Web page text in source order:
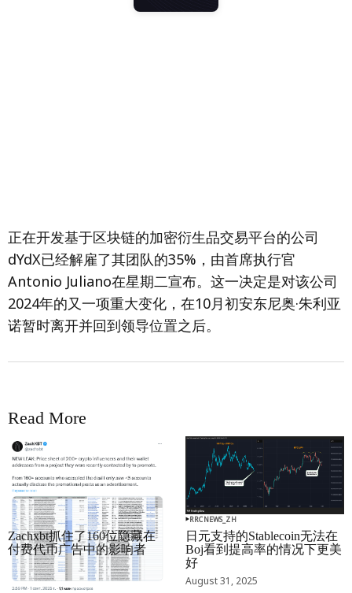
正在开发基于区块链的加密衍生品交易平台的公司
dYdX已经解雇了其团队的35%，由首席执行官
Antonio Juliano在星期二宣布。这一决定是对该公司
2024年的又一项重大变化，在10月初安东尼奥·朱利亚
诺暂时离开并回到领导位置之后。
Read More
RRCNEWS_ZH
Zachxbt抓住了160位隐藏在
付费代币广告中的影响者
September 01, 2025
RRCNEWS_ZH
日元支持的Stablecoin无法在
Boj看到提高率的情况下更美
好
August 31, 2025